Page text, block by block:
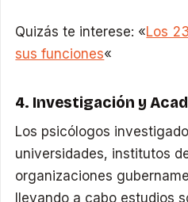
Quizás te interese: «Los
sus funciones«
4. Investigación y
Los psicólogos
universidades, institutos
organizaciones
llevando a cabo estudios